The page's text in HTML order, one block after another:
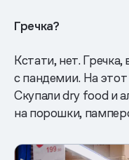
Гречка?
Кстати, нет.
с пандемии. На этот
Скупали dry food и
на порошки,